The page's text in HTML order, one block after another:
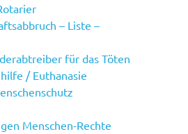
– Liste –
für das Töten
/ Euthanasie
Menschen-Rechte